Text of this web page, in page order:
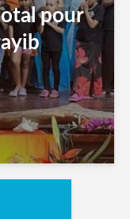
pour